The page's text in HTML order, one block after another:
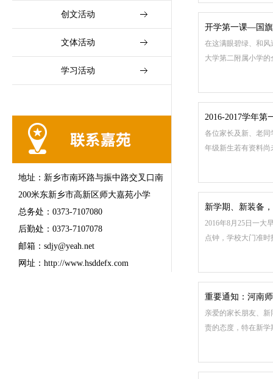
创文活动
文体活动
学习活动
地址：新乡市南环路与振中路交叉口南
200米东新乡市高新区师大嘉苑小学
总务处：0373-7107080
后勤处：0373-7107078
邮箱：sdjy@yeah.net
网址：http://www.hsddefx.com
开学第一课—国
在这满眼碧绿、和
大学第二附属小学
2016-2017学年第
各位家长及新、老同
年级新生若有资料
新学期、新装备
2016年8月25日一大
点钟，学校大门准
重要通知：河南
亲爱的家长朋友、
责的态度，特在新